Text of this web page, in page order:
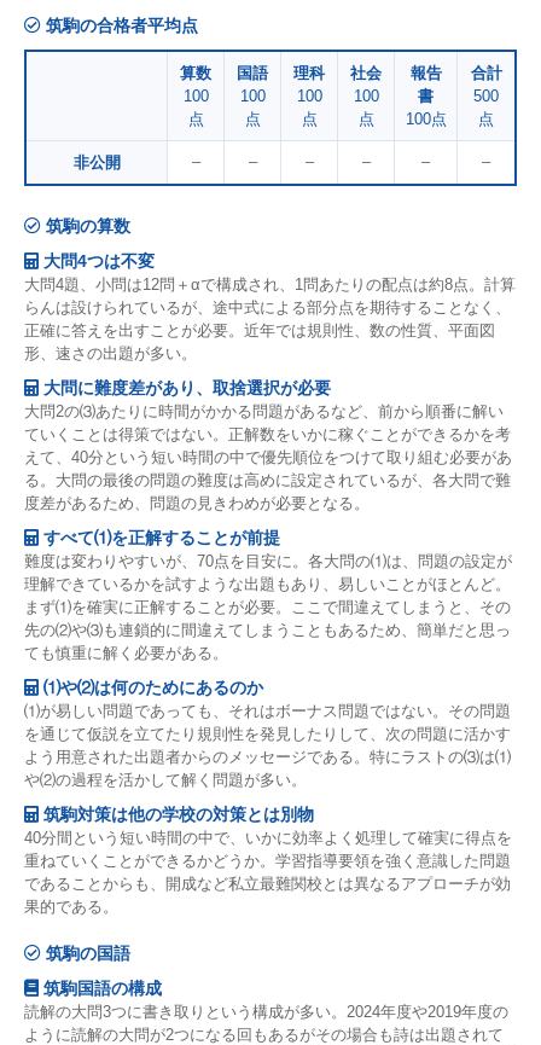
筑駒の合格者平均点
算数
100
点
国語
100
点
理科
100
点
社会
100
点
報告
書
100点
合計
500
点
非公開 – – – – – –
筑駒の算数
大問4つは不変
大問4題、小問は12問＋αで構成され、1問あたりの配点は約8点。計算
らんは設けられているが、途中式による部分点を期待することなく、
正確に答えを出すことが必要。近年では規則性、数の性質、平面図
形、速さの出題が多い。
大問に難度差があり、取捨選択が必要
大問2の⑶あたりに時間がかかる問題があるなど、前から順番に解い
ていくことは得策ではない。正解数をいかに稼ぐことができるかを考
えて、40分という短い時間の中で優先順位をつけて取り組む必要があ
る。大問の最後の問題の難度は高めに設定されているが、各大問で難
度差があるため、問題の見きわめが必要となる。
すべて⑴を正解することが前提
難度は変わりやすいが、70点を目安に。各大問の⑴は、問題の設定が
理解できているかを試すような出題もあり、易しいことがほとんど。
まず⑴を確実に正解することが必要。ここで間違えてしまうと、その
先の⑵や⑶も連鎖的に間違えてしまうこともあるため、簡単だと思っ
ても慎重に解く必要がある。
⑴や⑵は何のためにあるのか
⑴が易しい問題であっても、それはボーナス問題ではない。その問題
を通じて仮説を立てたり規則性を発見したりして、次の問題に活かす
よう用意された出題者からのメッセージである。特にラストの⑶は⑴
や⑵の過程を活かして解く問題が多い。
筑駒対策は他の学校の対策とは別物
40分間という短い時間の中で、いかに効率よく処理して確実に得点を
重ねていくことができるかどうか。学習指導要領を強く意識した問題
であることからも、開成など私立最難関校とは異なるアプローチが効
果的である。
筑駒の国語
筑駒国語の構成
読解の大問3つに書き取りという構成が多い。2024年度や2019年度の
ように読解の大問が2つになる回もあるがその場合も詩は出題されて